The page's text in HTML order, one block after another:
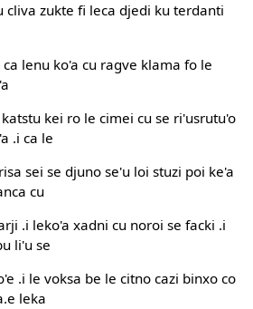
cliva zukte fi leca djedi ku terdanti
lenu ko'a cu ragve klama fo le
kei ro le cimei cu se ri'usrutu'o
.i ca le
sei se djuno se'u loi stuzi poi ke'a
cu
.i leko'a xadni cu noroi se facki .i
li'u se
.i le voksa be le citno cazi binxo co
leka